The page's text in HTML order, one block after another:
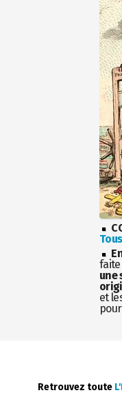
faite
une
et
Retrouvez toute